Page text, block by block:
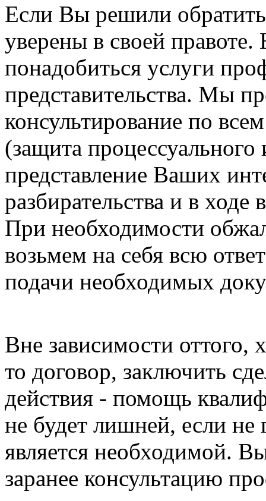
Если Вы решили
уверены в своей
понадобиться услуги
представительства. Мы
консультирование по
(защита
представление Ваших
разбирательства и в
При необходимости
возьмем на себя всю
подачи необходимых
Вне зависимости оттого,
то договор, заключить
действия - помощь
не будет лишней, если не
является необходимой.
заранее консультацию